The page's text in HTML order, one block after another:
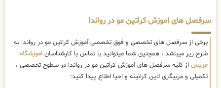
سرفصل های اموزش کراتین مو در رواندا
برخی از سرفصل های تخصصی و فوق تخصصی آموزش کراتین مو در رواندا به
شرح زیر میباشد ، همچنین شما میتوانید با تماس با کارشناسان اموزشگاه
عریس از کلیه سرفصل های آموزش کراتین مو در رواندا در سطوح تخصصی ،
تکمیلی و مربیگری لاین کراتینه و احیا اطلاع پیدا کنید: